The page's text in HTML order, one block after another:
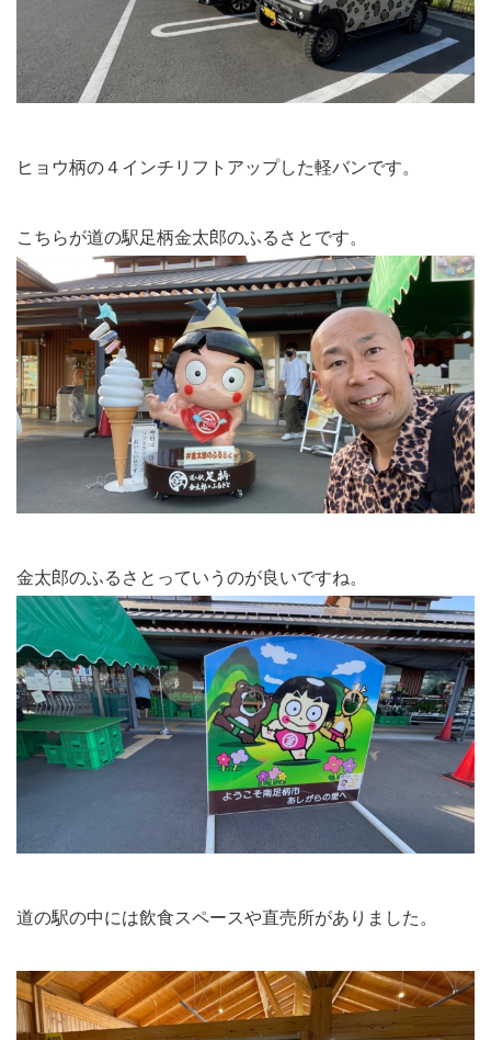
ヒョウ柄の４インチリフトアップした軽バンです。
こちらが道の駅足柄金太郎のふるさとです。
金太郎のふるさとっていうのが良いですね。
道の駅の中には飲食スペースや直売所がありました。